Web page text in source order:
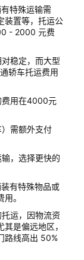
特殊运输需
装置等，托运公
- 2000 元费
稳定，而大型
轿车托运费用
费用在4000元
需额外支付
，选择更快的
有特殊物品或
。
运，因物流资
是偏远地区，
路线高出 50%